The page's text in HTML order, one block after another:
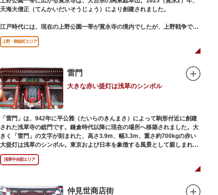
天海大僧正（てんかいだいそうじょう）により創建されました。
江戸時代には、現在の上野公園一帯が寛永寺の境内でしたが、上野戦争でそ
の多くを焼失。現在は根本中堂をはじめ開山堂（両大師）、不忍池辯天堂、
上野大仏（パゴダ）、輪王殿などの建造物が上野公園とその周辺に点在して
います。戦火を免れた輪王寺門跡御本坊表門、徳川将軍霊廟勅額門など重要
清水観音堂の舞台前に復元された「月の松」は、浮世絵師歌川広重の「名所
江戸百景」にも描かれていることで有名。丸い形の松から不忍池辯天堂を見
下ろす風流な景観は、絶好のフォトスポットとなっています。
東叡山（とうえいざん）という山号は、東の「比叡山延暦寺」を意味してお
り、比叡山や京都の有名寺院になぞらえて上野の山に数多くの堂舎が建立さ
れました。本尊は薬師瑠璃光如来（やくしるりこうにょらい）で、伝教大師
最澄が自ら彫ったと伝えられる秘仏です。徳川歴代将軍の祈祷寺と菩提寺を
兼ね、御霊廟には6名の将軍が埋葬されています。
上野・御徒町エリア
雷門
大きな赤い提灯は浅草のシンボル
「雷門」は、942年に平公雅（たいらのきんまさ）によって駒形付近に創建
された浅草寺の総門です。鎌倉時代以降に現在の場所へ移築されました。大
きく「雷門」の文字が刻まれた、高さ3.9m、幅3.3m、重さ約700kgの赤い
大提灯は浅草のシンボル。東京および日本を象徴する風景として親しまれ、
フォトスポットとしても国内外の観光客を魅了し続けています。
提灯の底部に施された見事な龍の彫刻や、門の北側（風神雷神の背後）に安
置されている浅草寺の護法善神「天龍像」と「金龍像」も見どころ。正式名
ます。日没から23時頃までは雷門や浅草寺がライトアップされ、昼間とは違
浅草中央部エリア
仲見世商店街